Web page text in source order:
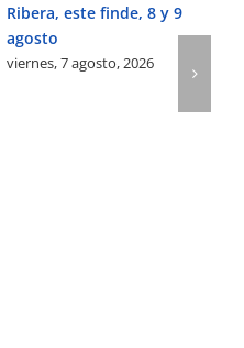
Ribera, este finde, 8 y 9
agosto
viernes, 7 agosto, 2026